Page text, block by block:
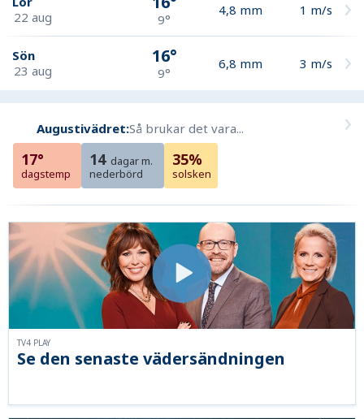
22 aug
9°
4,8 mm 1 m/s
Sön
23 aug
16°
9°
6,8 mm 3 m/s
Augustivädret:Så brukar det vara...
17°
dagstemp
14 dagar m.
nederbörd
35%
solsken
Se den senaste vädersändningen
TV4 PLAY